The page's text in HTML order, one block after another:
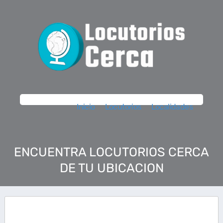
Inicio Locutorios Localidades
ENCUENTRA LOCUTORIOS CERCA
DE TU UBICACION